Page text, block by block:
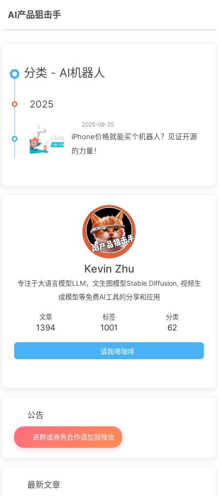
AI产品狙击手
分类 - AI机器人
2025
2025-09-25
iPhone价格就能买个机器人？见证开源
的力量！
Kevin Zhu
专注于大语言模型LLM，文生图模型Stable Diffusion, 视频生
成模型等免费AI工具的分享和应用
文章
1394
标签
1001
分类
62
请我喝咖啡
公告
进群或商务合作请加我微信
最新文章